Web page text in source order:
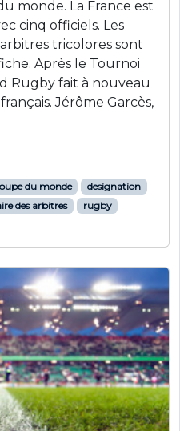
monde. La France est
cinq officiels. Les
tricolores sont
Après le Tournoi
Rugby fait à nouveau
Jérôme Garcès,
du monde
designation
des arbitres
rugby